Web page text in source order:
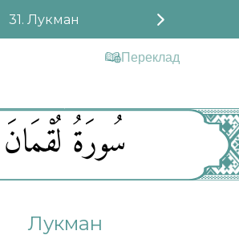
31. Лукман
Переклад
سُورَةُ لُقْمَانَ
Лукман